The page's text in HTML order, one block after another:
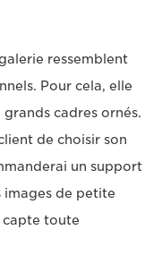
ressemblent
Pour cela, elle
grands cadres ornés.
de choisir son
un support
images de petite
capte toute